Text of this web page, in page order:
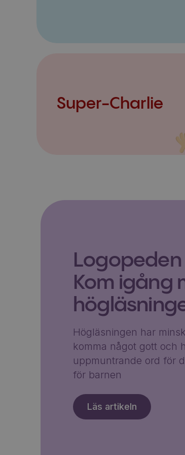
Super-Charlie
Kom igång
Högläsningen har
komma något gott och
uppmuntrande ord för
för barnen
Läs artikeln